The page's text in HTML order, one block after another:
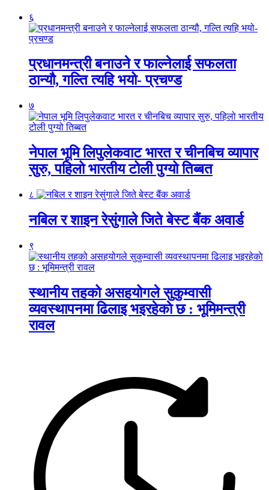
६
प्रधानमन्त्री बनाउने र फाल्नेलाई सफलता
ठान्यौ, गल्ति त्यहि भयो- प्रचण्ड
७
नेपाल भूमि लिपुलेकवाट भारत र चीनबिच व्यापार
सुरु, पहिलो भारतीय टोली पुग्यो तिब्बत
८
नबिल र शाइन रेसुंगाले जिते बेस्ट बैंक अवार्ड
९
स्थानीय तहको असहयोगले सुकुम्वासी
व्यवस्थापनमा ढिलाइ भइरहेकाे छ : भूमिमन्त्री
रावल